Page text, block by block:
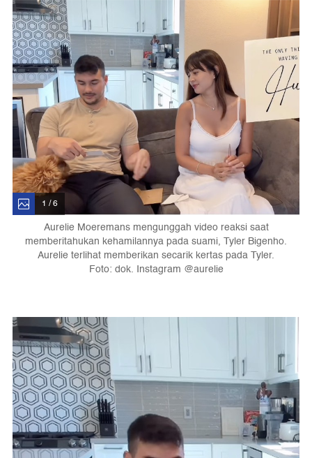
1 / 6
Aurelie Moeremans mengunggah video reaksi saat
memberitahukan kehamilannya pada suami, Tyler Bigenho.
Aurelie terlihat memberikan secarik kertas pada Tyler.
Foto: dok. Instagram @aurelie